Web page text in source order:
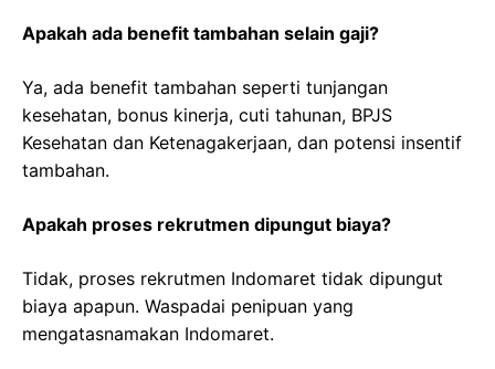
Apakah ada benefit tambahan selain gaji?
Ya, ada benefit tambahan seperti tunjangan
kesehatan, bonus kinerja, cuti tahunan, BPJS
Kesehatan dan Ketenagakerjaan, dan potensi insentif
tambahan.
Apakah proses rekrutmen dipungut biaya?
Tidak, proses rekrutmen Indomaret tidak dipungut
biaya apapun. Waspadai penipuan yang
mengatasnamakan Indomaret.